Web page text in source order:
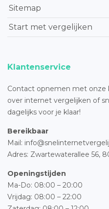
Sitemap
Start met vergelijken
Klantenservice
Contact opnemen met onze
over internet vergelijken of
dagelijks voor je klaar!
Bereikbaar
Mail:
Adres: Zwartewaterallee 56,
Openingstijden
Ma-Do: 08:00 – 20:00
Vrijdag: 08:00 – 22:00